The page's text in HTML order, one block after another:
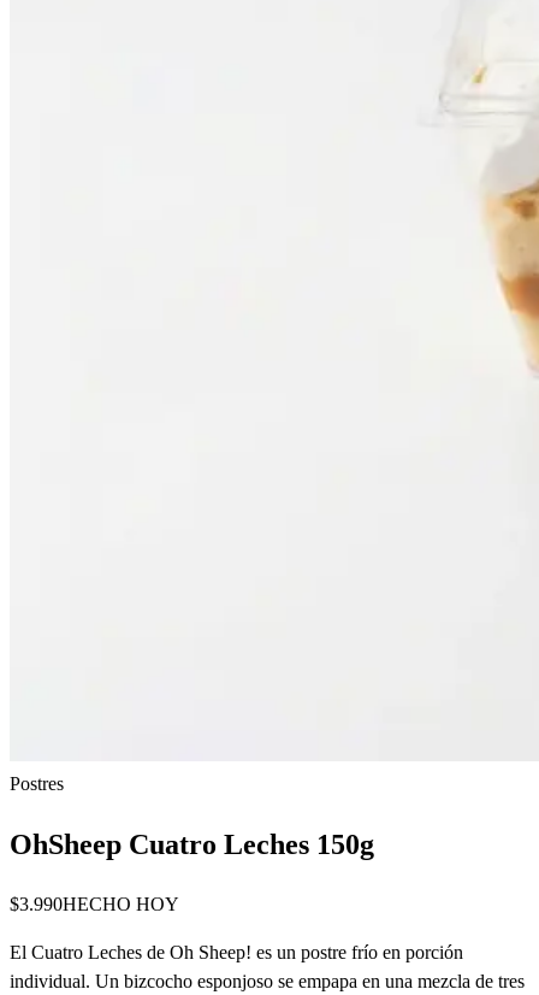
Postres
OhSheep Cuatro Leches 150g
$3.990HECHO HOY
El Cuatro Leches de Oh Sheep! es un postre frío en porción
individual. Un bizcocho esponjoso se empapa en una mezcla de tres